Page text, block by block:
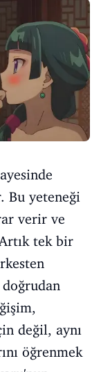
Bu yeteneği
verir ve
tek bir
değil, aynı
öğrenmek